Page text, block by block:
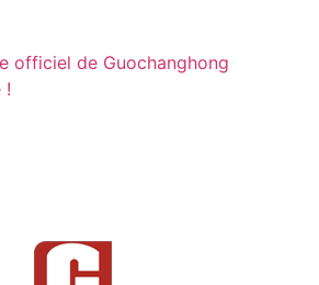
officiel de Guochanghong
!